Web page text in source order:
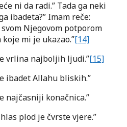
ni da radi.” Tada ga neki
ibadeta?” Imam reče:
Njegovom potporom
mi je ukazao.”[14]
vrlina najboljih ljudi.”[15]
ibadet Allahu bliskih.”
najčasniji konačnica.”
plod je čvrste vjere.”